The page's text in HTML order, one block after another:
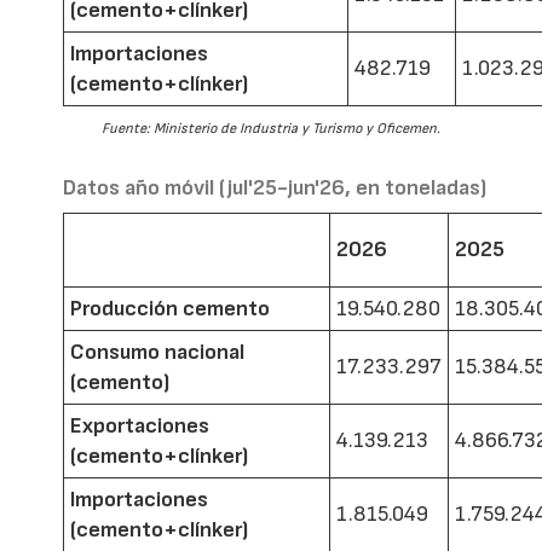
(cemento+clínker)
Importaciones
(cemento+clínker)
482.719
Fuente: Ministerio de Industria y Turismo y Oficemen.
Datos año móvil (jul'25-jun'26, en toneladas)
2026 2025
Producción cemento 19.540.280
Consumo nacional
(cemento)
17.233.297
Exportaciones
(cemento+clínker)
4.139.213
Importaciones
(cemento+clínker)
1.815.049